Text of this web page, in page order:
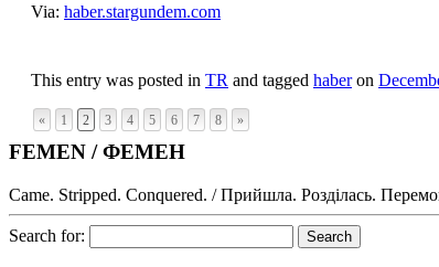
Via: haber.stargundem.com
This entry was posted in TR and tagged haberon
« 1 2 3 4 5 6 7 8 »
FEMEN / ФЕМЕН
Came. Stripped. Conquered. / Прийшла. Розділась.
Search for: